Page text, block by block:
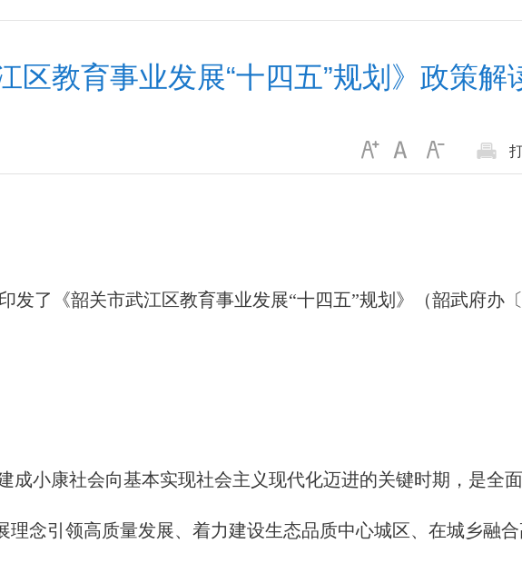
区教育事业发展“十四五”规划》政策解
发了《韶关市武江区教育事业发展“十四五”规划》（韶武府办
成小康社会向基本实现社会主义现代化迈进的关键时期，是全
念引领高质量发展、着力建设生态品质中心城区、在城乡融